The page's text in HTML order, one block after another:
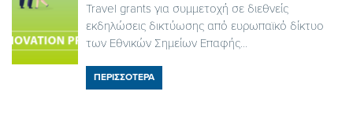
Travel grants για συμμετοχή σε διεθνείς
εκδηλώσεις δικτύωσης από ευρωπαϊκό δίκτυο
των Εθνικών Σημείων Επαφής...
ΠΕΡΙΣΣΟΤΕΡΑ